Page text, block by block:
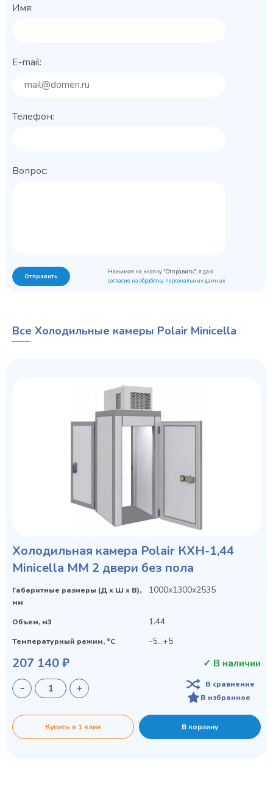
Имя:
E-mail:
Телефон:
Вопрос:
Отправить
Нажимая на кнопку "Отправить", я даю
согласие на обработку персональных данных
Все Холодильные камеры Polair Minicella
Холодильная камера Polair КХН-1,44
Minicella ММ 2 двери без пола
Габаритные размеры (Д х Ш х В),
мм
1000x1300x2535
Объем, м3 1.44
Температурный режим, °C -5...+5
207 140 ₽ ✓ В наличии
В сравнение
В избранное
Купить в 1 клик В корзину